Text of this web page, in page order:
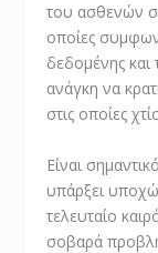
του ασθενών
οποίες
δεδομένης και
ανάγκη να
στις οποίες
Είναι
υπάρξει
τελευταίο
σοβαρά